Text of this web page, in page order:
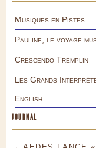
Musiques en Pistes
Pauline, le voyage
Crescendo Tremplin
Les Grands
English
JOURNAL